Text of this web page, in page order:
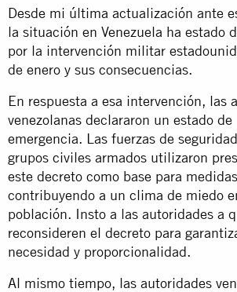
Desde mi última actualización ante
la situación en Venezuela ha estado
por la intervención militar
de enero y sus consecuencias.
En respuesta a esa intervención, las
venezolanas declararon un estado de
emergencia. Las fuerzas de
grupos civiles armados utilizaron
este decreto como base para
contribuyendo a un clima de miedo
población. Insto a las autoridades a
reconsideren el decreto para
necesidad y proporcionalidad.
Al mismo tiempo, las autoridades